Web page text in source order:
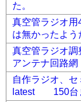
た。
真空管ラジオ
は無かったよ
真空管ラジオ調
アンテナ回路網
自作ラジオ
latest 150台